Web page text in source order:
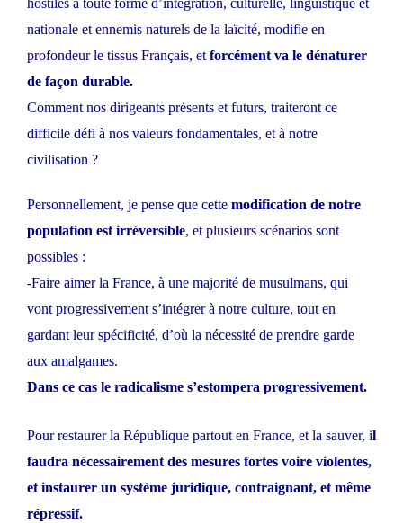
hostiles à toute forme d’intégration, culturelle, linguistique et
nationale et ennemis naturels de la laïcité, modifie en
profondeur le tissus Français, et forcément va le dénaturer
de façon durable.
Comment nos dirigeants présents et futurs, traiteront ce
difficile défi à nos valeurs fondamentales, et à notre
civilisation ?
Personnellement, je pense que cette modification de notre
population est irréversible, et plusieurs scénarios sont
possibles :
-Faire aimer la France, à une majorité de musulmans, qui
vont progressivement s’intégrer à notre culture, tout en
gardant leur spécificité, d’où la nécessité de prendre garde
aux amalgames.
Dans ce cas le radicalisme s’estompera progressivement.
Pour restaurer la République partout en France, et la sauver, il
faudra nécessairement des mesures fortes voire violentes,
et instaurer un système juridique, contraignant, et même
répressif.